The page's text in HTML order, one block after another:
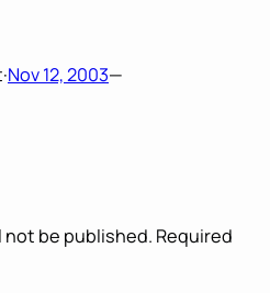
·Nov 12, 2003—
not be published. Required